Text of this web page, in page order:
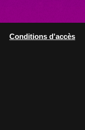
Conditions d'accès